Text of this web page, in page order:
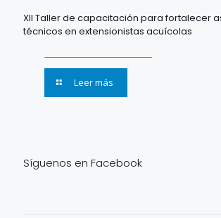
XII Taller de capacitación para fortalecer
técnicos en extensionistas acuícolas
Leer más
Síguenos en Facebook